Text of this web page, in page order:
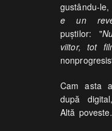
gustându-
e un
puștilor: "
viitor, tot
Cam asta
după
Altă